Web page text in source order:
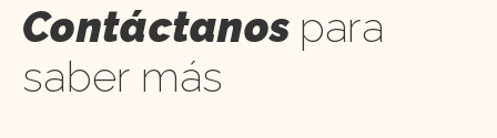
Contáctanos para
saber más